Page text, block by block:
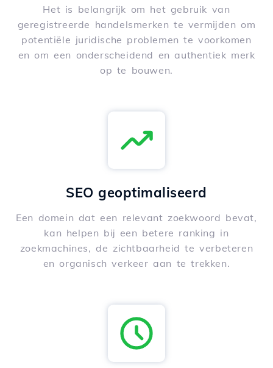
Het is belangrijk om het gebruik van
geregistreerde handelsmerken te vermijden om
potentiële juridische problemen te voorkomen
en om een onderscheidend en authentiek merk
op te bouwen.
SEO geoptimaliseerd
Een domein dat een relevant zoekwoord bevat,
kan helpen bij een betere ranking in
zoekmachines, de zichtbaarheid te verbeteren
en organisch verkeer aan te trekken.